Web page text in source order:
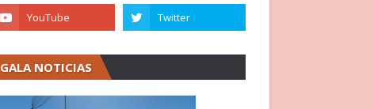
GALA NOTICIAS